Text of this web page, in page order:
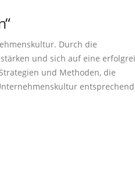
Durch die
und sich auf eine
und Methoden, die